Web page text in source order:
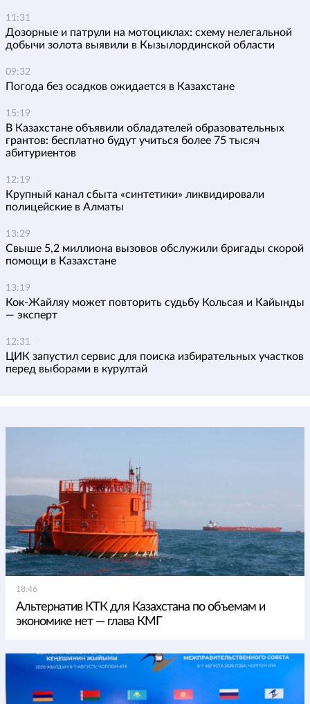
11:31
Дозорные и патрули на мотоциклах: схему нелегальной
добычи золота выявили в Кызылординской области
09:32
Погода без осадков ожидается в Казахстане
15:19
В Казахстане объявили обладателей образовательных
грантов: бесплатно будут учиться более 75 тысяч
абитуриентов
12:19
Крупный канал сбыта «синтетики» ликвидировали
полицейские в Алматы
13:29
Свыше 5,2 миллиона вызовов обслужили бригады скорой
помощи в Казахстане
13:19
Кок-Жайляу может повторить судьбу Кольсая и Кайынды
— эксперт
12:31
ЦИК запустил сервис для поиска избирательных участков
перед выборами в курултай
18:46
Альтернатив КТК для Казахстана по объемам и
экономике нет — глава КМГ